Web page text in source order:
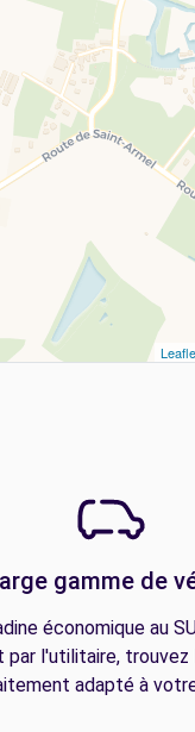
gamme de
économique au
par l'utilitaire, trouvez
adapté à